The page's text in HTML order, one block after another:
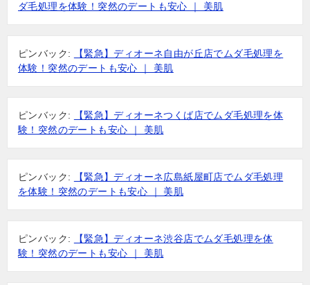
ダ毛処理を体験！突然のデートも安心 ｜ 美肌
ピンバック:
【緊急】ディオーネ自由が丘店でムダ毛処理を
体験！突然のデートも安心 ｜ 美肌
ピンバック:
【緊急】ディオーネつくば店でムダ毛処理を体
験！突然のデートも安心 ｜ 美肌
ピンバック:
【緊急】ディオーネ広島紙屋町店でムダ毛処理
を体験！突然のデートも安心 ｜ 美肌
ピンバック:
【緊急】ディオーネ渋谷店でムダ毛処理を体
験！突然のデートも安心 ｜ 美肌